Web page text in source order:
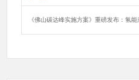
《佛山碳达峰实施方案》重磅发布：氢